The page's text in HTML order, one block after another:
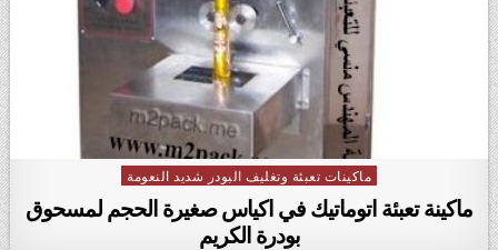
Posted in
ماكينات تعبئة وتغليف البودر شديد النعومة
ماكينة تعبئة اتوماتيك في اكياس صغيرة الحجم لمسحوق
بودرة الكريم